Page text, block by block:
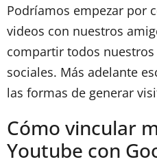
Podríamos empezar por
videos con nuestros
compartir todos
sociales. Más adelante
las formas de generar
Cómo vincular
Youtube con